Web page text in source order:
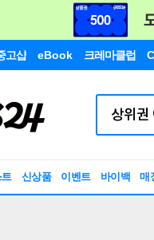
고샵 eBook 크레마클럽
신상품 이벤트 바이백 매